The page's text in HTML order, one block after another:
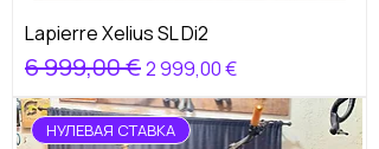
Lapierre Xelius SL Di2
Обычная цена
6 999,00 €Цена со скидкой
2 999,00 €
НУЛЕВАЯ СТАВКА